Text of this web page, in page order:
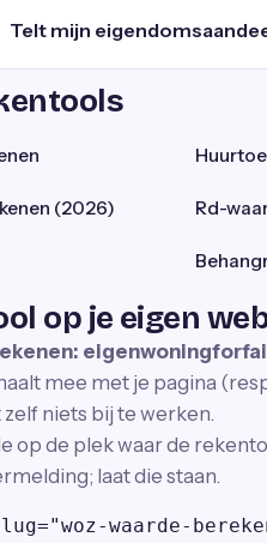
Telt mijn
(2026) Rd-
op je eigen
mee met je pagina
niets bij te werken.
op de plek waar de
laat die staan.
waarde-